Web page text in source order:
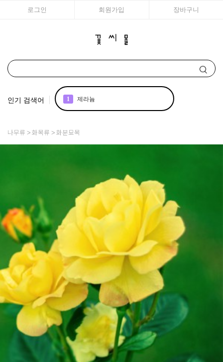
로그인 회원가입 장바구니
인기 검색어 1 제라늄
백합
채송화
시계초
에키네시아
10 리갈
나무류 화목류 화분묘목